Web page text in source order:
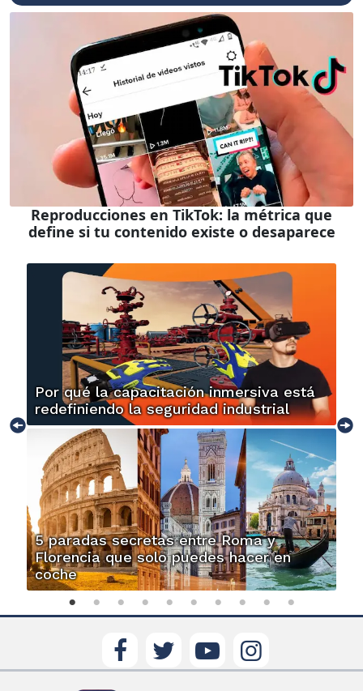
Reproducciones en TikTok: la métrica que
define si tu contenido existe o desaparece
Por qué la capacitación inmersiva está
redefiniendo la seguridad industrial
5 paradas secretas entre Roma y
Florencia que solo puedes hacer en
coche